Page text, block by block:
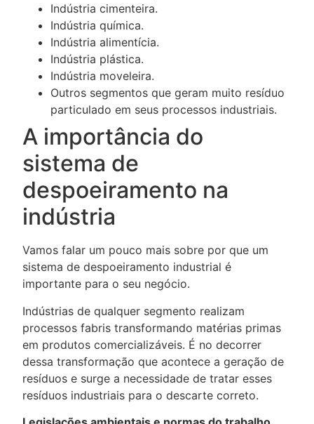
Indústria cimenteira.
Indústria química.
Indústria alimentícia.
Indústria plástica.
Indústria moveleira.
Outros segmentos que geram muito resíduo
particulado em seus processos industriais.
A importância do
sistema de
despoeiramento na
indústria
Vamos falar um pouco mais sobre por que um
sistema de despoeiramento industrial é
importante para o seu negócio.
Indústrias de qualquer segmento realizam
processos fabris transformando matérias primas
em produtos comercializáveis. É no decorrer
dessa transformação que acontece a geração de
resíduos e surge a necessidade de tratar esses
resíduos industriais para o descarte correto.